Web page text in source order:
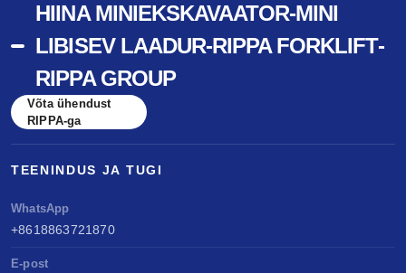
HIINA MINIEKSKAVAATOR-MINI
LIBISEV LAADUR-RIPPA FORKLIFT-
RIPPA GROUP
Võta ühendust
RIPPA-ga
TEENINDUS JA TUGI
WhatsApp
+8618863721870
E-post